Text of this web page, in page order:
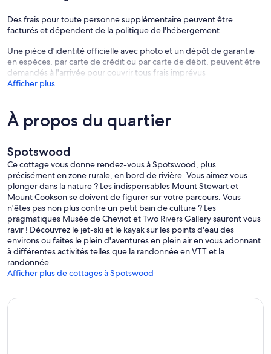
Des frais pour toute personne supplémentaire peuvent être
facturés et dépendent de la politique de l'hébergement
Une pièce d'identité officielle avec photo et un dépôt de garantie
en espèces, par carte de crédit ou par carte de débit, peuvent être
demandés à l'arrivée pour couvrir tous frais imprévus
Afficher plus
À propos du quartier
Spotswood
Ce cottage vous donne rendez-vous à Spotswood, plus
précisément en zone rurale, en bord de rivière. Vous aimez vous
plonger dans la nature ? Les indispensables Mount Stewart et
Mount Cookson se doivent de figurer sur votre parcours. Vous
n'êtes pas non plus contre un petit bain de culture ? Les
pragmatiques Musée de Cheviot et Two Rivers Gallery sauront vous
ravir ! Découvrez le jet-ski et le kayak sur les points d'eau des
environs ou faites le plein d'aventures en plein air en vous adonnant
à différentes activités telles que la randonnée en VTT et la
randonnée.
Afficher plus de cottages à Spotswood